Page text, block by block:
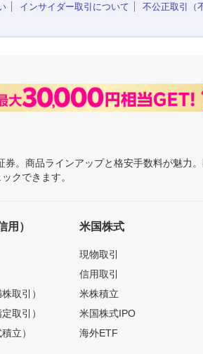
インサイダー取引について
不公正取引（
。商品ラインアップと格安手数料が魅力
クできます。
用）
取引）
取引）
立）
米国株式
現物取引
信用取引
米株積立
米国株式IPO
海外ETF